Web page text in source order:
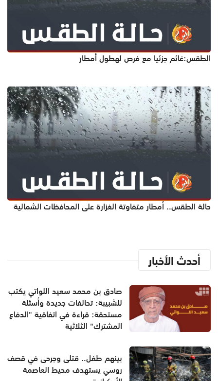
الطقس:غائم جزئيا مع فرص لهطول أمطار
حالة الطقس.. أمطار متفاوتة الغزارة على المحافظات الشمالية
أحدث الأخبار
صادق بن محمد سعيد اللواتي يكتب
للشبيبة: تحالفات جديدة وأسئلة
مستحقة: قراءة في اتفاقية "الدفاع
المشترك" الثلاثية
بينهم طفل.. قتلى وجرحى في قصف
روسي يستهدف محيط العاصمة